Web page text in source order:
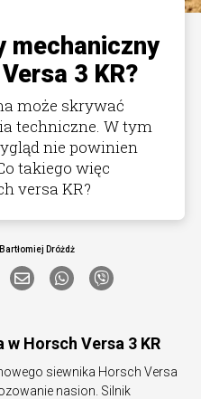
mechaniczny
3 KR?
może skrywać
techniczne. W tym
nie powinien
takiego więc
versa KR?
Bartłomiej Dróżdż
Horsch Versa 3 KR
siewnika Horsch Versa
nasion. Silnik